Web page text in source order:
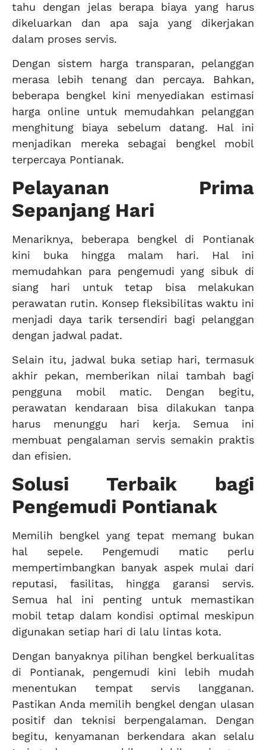
tahu dengan jelas berapa biaya yang harus
dikeluarkan dan apa saja yang dikerjakan
dalam proses servis.
Dengan sistem harga transparan, pelanggan
merasa lebih tenang dan percaya. Bahkan,
beberapa bengkel kini menyediakan estimasi
harga online untuk memudahkan pelanggan
menghitung biaya sebelum datang. Hal ini
menjadikan mereka sebagai bengkel mobil
terpercaya Pontianak.
Pelayanan Prima
Sepanjang Hari
Menariknya, beberapa bengkel di Pontianak
kini buka hingga malam hari. Hal ini
memudahkan para pengemudi yang sibuk di
siang hari untuk tetap bisa melakukan
perawatan rutin. Konsep fleksibilitas waktu ini
menjadi daya tarik tersendiri bagi pelanggan
dengan jadwal padat.
Selain itu, jadwal buka setiap hari, termasuk
akhir pekan, memberikan nilai tambah bagi
pengguna mobil matic. Dengan begitu,
perawatan kendaraan bisa dilakukan tanpa
harus menunggu hari kerja. Semua ini
membuat pengalaman servis semakin praktis
dan efisien.
Solusi Terbaik bagi
Pengemudi Pontianak
Memilih bengkel yang tepat memang bukan
hal sepele. Pengemudi matic perlu
mempertimbangkan banyak aspek mulai dari
reputasi, fasilitas, hingga garansi servis.
Semua hal ini penting untuk memastikan
mobil tetap dalam kondisi optimal meskipun
digunakan setiap hari di lalu lintas kota.
Dengan banyaknya pilihan bengkel berkualitas
di Pontianak, pengemudi kini lebih mudah
menentukan tempat servis langganan.
Pastikan Anda memilih bengkel dengan ulasan
positif dan teknisi berpengalaman. Dengan
begitu, kenyamanan berkendara akan selalu